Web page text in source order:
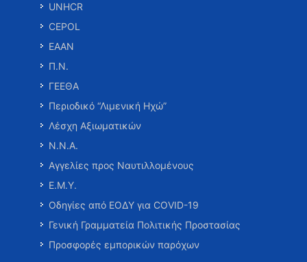
UNHCR
CEPOL
ΕΑΑΝ
Π.Ν.
ΓΕΕΘΑ
Περιοδικό “Λιμενική Ηχώ”
Λέσχη Αξιωματικών
Ν.Ν.Α.
Αγγελίες προς Ναυτιλλομένους
Ε.Μ.Υ.
Οδηγίες από ΕΟΔΥ για COVID-19
Γενική Γραμματεία Πολιτικής Προστασίας
Προσφορές εμπορικών παρόχων